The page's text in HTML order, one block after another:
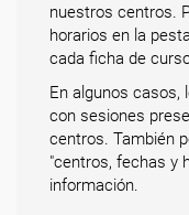
nuestros centros.
horarios en la
cada ficha de
En algunos casos,
con sesiones
centros. También
"centros, fechas y
información.